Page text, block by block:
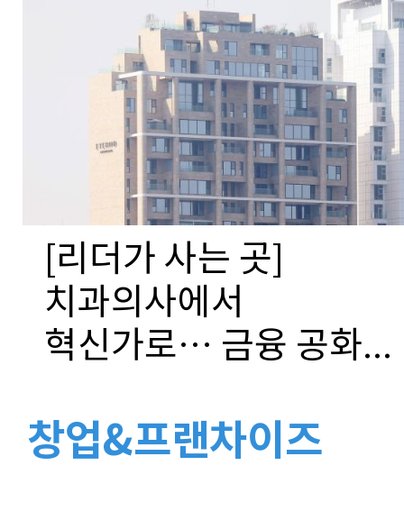
[리더가 사는 곳]
치과의사에서
혁신가로… 금융 공화...
창업&프랜차이즈